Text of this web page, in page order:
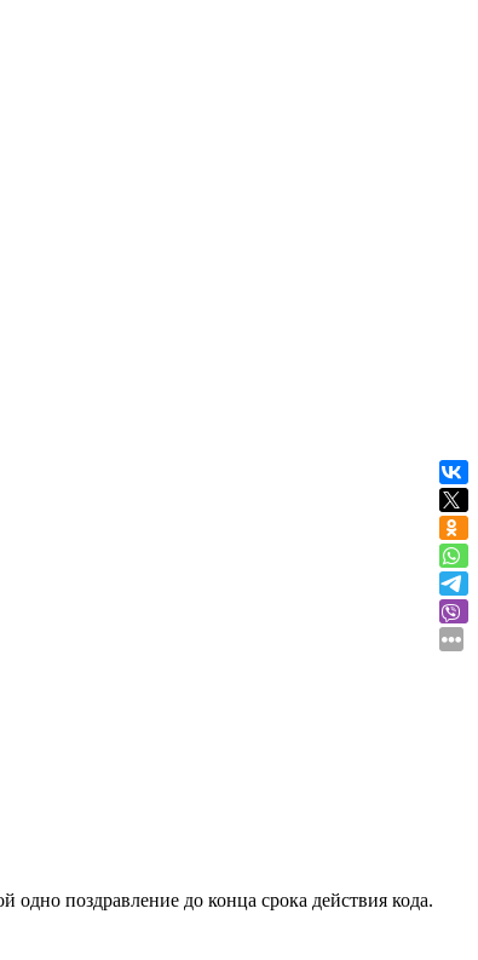
одно поздравление до конца срока действия кода.